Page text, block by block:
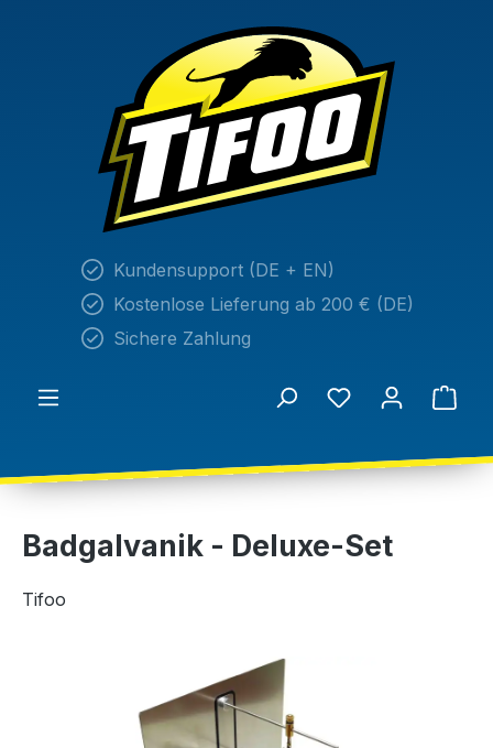
Kundensupport (DE + EN)
Kostenlose Lieferung ab 200 € (DE)
Sichere Zahlung
Badgalvanik - Deluxe-Set
Tifoo